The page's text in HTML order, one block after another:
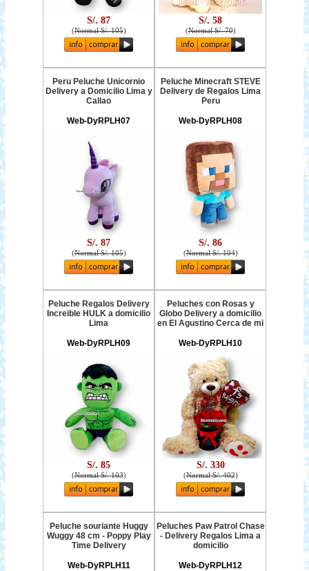
S/. 87
(Normal S/. 105)
S/. 58
(Normal S/. 70)
Peru Peluche Unicornio
Delivery a Domicilio Lima y
Callao
Web-DyRPLH07
S/. 87
(Normal S/. 105)
Peluche Minecraft STEVE
Delivery de Regalos Lima
Peru
Web-DyRPLH08
S/. 86
(Normal S/. 104)
Peluche Regalos Delivery
Increible HULK a domicilio
Lima
Web-DyRPLH09
S/. 85
(Normal S/. 103)
Peluches con Rosas y
Globo Delivery a domicilio
en El Agustino Cerca de mi
Web-DyRPLH10
S/. 330
(Normal S/. 402)
Peluche souriante Huggy
Wuggy 48 cm - Poppy Play
Time Delivery
Web-DyRPLH11
Peluches Paw Patrol Chase
- Delivery Regalos Lima a
domicilio
Web-DyRPLH12